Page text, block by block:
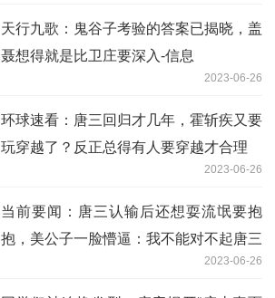
天行九歌：鬼谷子考验的答案已揭晓，盖
聂想得就是比卫庄要深入-信息
2023-06-26
环球速看：唐三回归才几年，霍斩疾又要
玩穿越了？反正总得有人要穿越才合理
2023-06-26
当前要闻：唐三认输后还想耍流氓要抱
抱，美公子一脸懵逼：我不能对不起唐三
2023-06-26